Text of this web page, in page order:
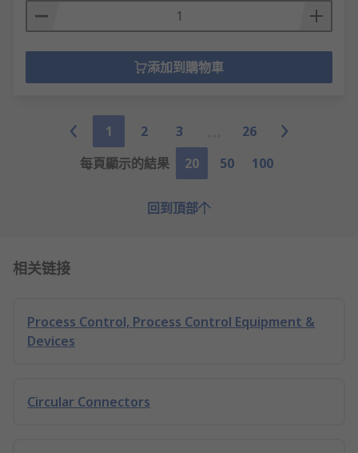
添加到購物車
1 2 3
26
每頁顯示的結果
20 50 100
回到頂部
相关链接
Process Control, Process Control Equipment &
Devices
Circular Connectors